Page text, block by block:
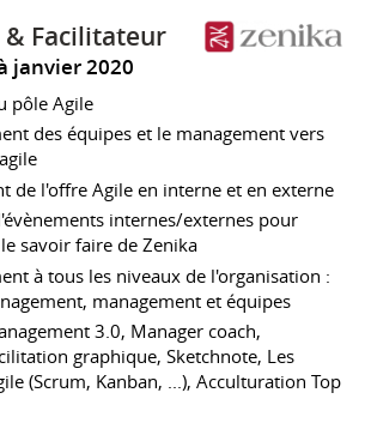
& Facilitateur
janvier 2020
pôle Agile
des équipes et le management vers
de l'offre Agile en interne et en externe
internes/externes pour
savoir faire de Zenika
à tous les niveaux de l'organisation :
management et équipes
3.0, Manager coach,
graphique, Sketchnote, Les
(Scrum, Kanban, ...), Acculturation Top